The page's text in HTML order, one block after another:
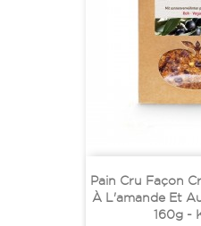
Pain Cru Façon
À L'amande Et
160g -